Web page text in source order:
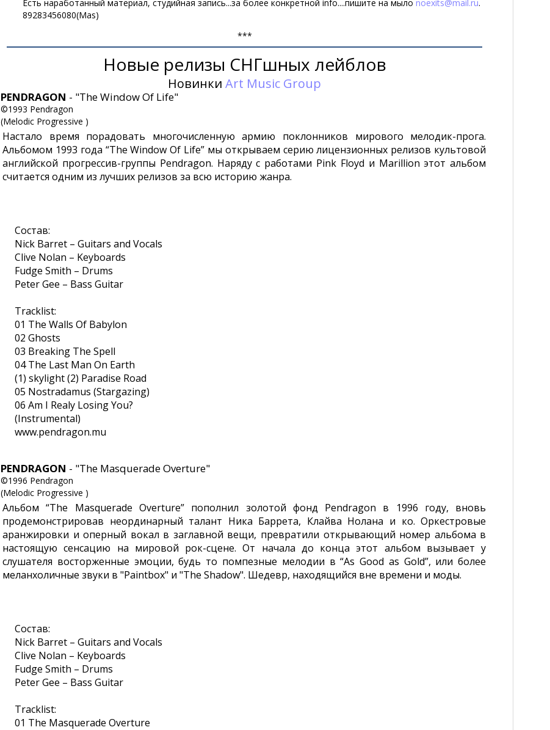
Есть наработанный материал, студийная запись...за более конкретной info....пишите на мыло noexits@mail.ru.
89283456080(Mas)
***
Новые релизы СНГшных лейблов
НовинкиArt Music Group
PENDRAGON - "The Window Of Life"
©1993 Pendragon
(Melodic Progressive )
Настало время порадовать многочисленную армию поклонников мирового мелодик-прога.
Альбомом 1993 года “The Window Of Life” мы открываем серию лицензионных релизов культовой
английской прогрессив-группы Pendragon. Наряду с работами Pink Floyd и Marillion этот альбом
считается одним из лучших релизов за всю историю жанра.
Состав:
Nick Barret – Guitars and Vocals
Clive Nolan – Keyboards
Fudge Smith – Drums
Peter Gee – Bass Guitar
Tracklist:
01 The Walls Of Babylon
02 Ghosts
03 Breaking The Spell
04 The Last Man On Earth
(1) skylight (2) Paradise Road
05 Nostradamus (Stargazing)
06 Am I Realy Losing You?
(Instrumental)
www.pendragon.mu
PENDRAGON - "The Masquerade Overture"
©1996 Pendragon
(Melodic Progressive )
Альбом “The Masquerade Overture” пополнил золотой фонд Pendragon в 1996 году, вновь
продемонстрировав неординарный талант Ника Баррета, Клайва Нолана и ко. Оркестровые
аранжировки и оперный вокал в заглавной вещи, превратили открывающий номер альбома в
настоящую сенсацию на мировой рок-сцене. От начала до конца этот альбом вызывает у
слушателя восторженные эмоции, будь то помпезные мелодии в “As Good as Gold”, или более
меланхоличные звуки в "Paintbox" и "The Shadow". Шедевр, находящийся вне времени и моды.
Состав:
Nick Barret – Guitars and Vocals
Clive Nolan – Keyboards
Fudge Smith – Drums
Peter Gee – Bass Guitar
Tracklist:
01 The Masquerade Overture